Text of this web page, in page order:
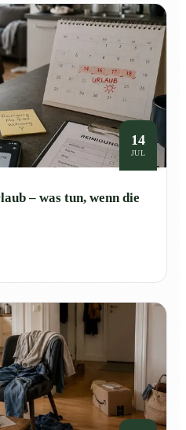
14
JUL
– was tun, wenn die